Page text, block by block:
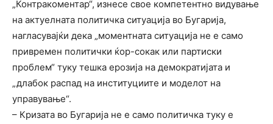
„Контракоментар“, изнесе свое компетентно видување
на актуелната политичка ситуација во Бугарија,
нагласувајќи дека „моментната ситуација не е само
привремен политички ќор-сокак или партиски
проблем“ туку тешка ерозија на демократијата и
„длабок распад на институциите и моделот на
управување“.
– Кризата во Бугарија не е само политичка туку е